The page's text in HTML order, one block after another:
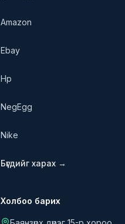
Amazon
Ebay
Hp
NegEgg
Nike
Бүгдийг харах →
Холбоо барих